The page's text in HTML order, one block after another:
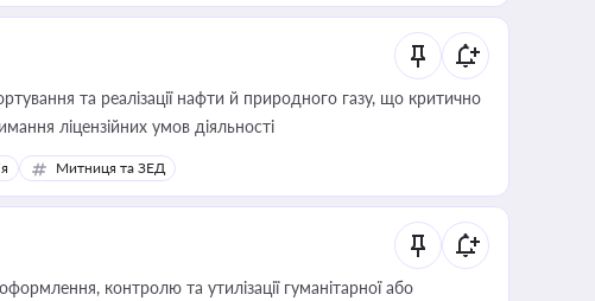
та реалізації нафти й природного газу, що критично
ліцензійних умов діяльності
Митниця та ЗЕД
контролю та утилізації гуманітарної або